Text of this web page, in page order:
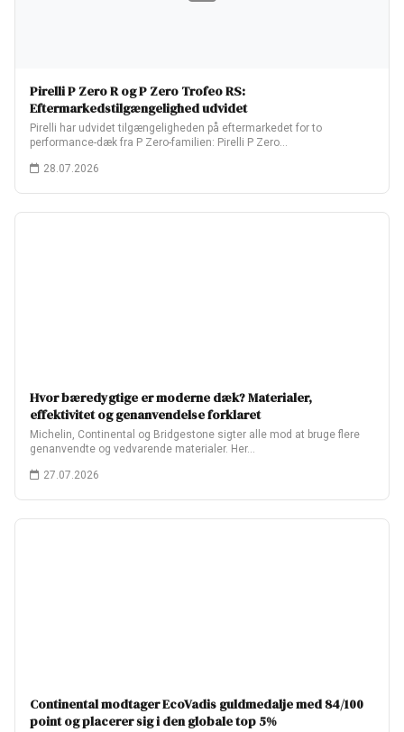
Pirelli P Zero R og P Zero Trofeo RS:
Eftermarkedstilgængelighed udvidet
Pirelli har udvidet tilgængeligheden på eftermarkedet for to
performance-dæk fra P Zero-familien: Pirelli P Zero…
28.07.2026
Hvor bæredygtige er moderne dæk? Materialer,
effektivitet og genanvendelse forklaret
Michelin, Continental og Bridgestone sigter alle mod at bruge flere
genanvendte og vedvarende materialer. Her…
27.07.2026
Continental modtager EcoVadis guldmedalje med 84/100
point og placerer sig i den globale top 5%